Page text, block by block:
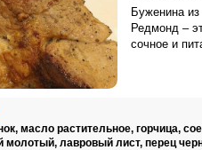
Буженина
Редмонд –
сочное и
солениями.
масло растительное, горчица,
молотый, лавровый лист, перец